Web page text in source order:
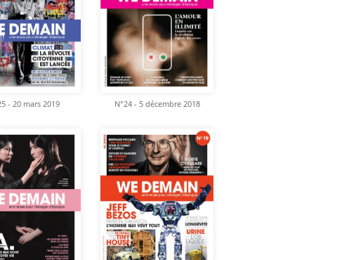
- 20 mars 2019 N°24 - 5 décembre 2018